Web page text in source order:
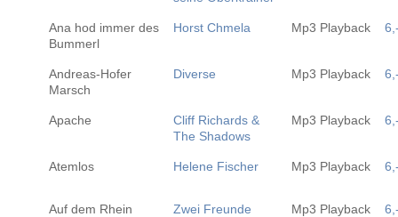
Ana hod immer des
Bummerl
Horst Chmela Mp3 Playback
Andreas-Hofer
Marsch
Diverse Mp3 Playback
Apache
Cliff Richards &
The Shadows
Mp3 Playback
Atemlos Helene Fischer Mp3 Playback
Auf dem Rhein Zwei Freunde Mp3 Playback